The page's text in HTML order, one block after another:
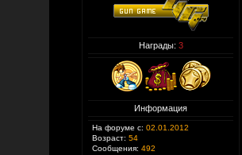
Награды: 3
Информация
На форуме с: 02.01.2012
Возраст: 54
Сообщения: 492